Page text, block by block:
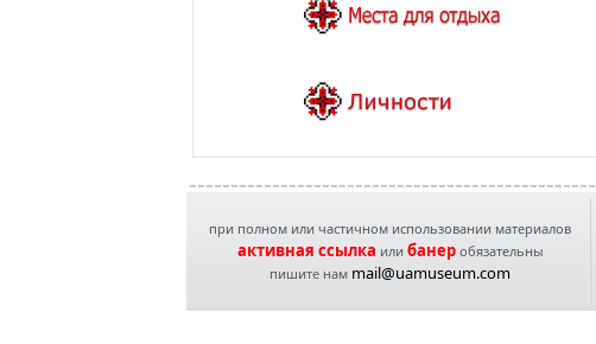
при полном или частичном использовании материалов
активная ссылка или банеробязательны
пишите нам mail@uamuseum.com